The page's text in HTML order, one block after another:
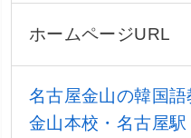
ホームページURL
名古屋金山の韓国語
金山本校・名古屋